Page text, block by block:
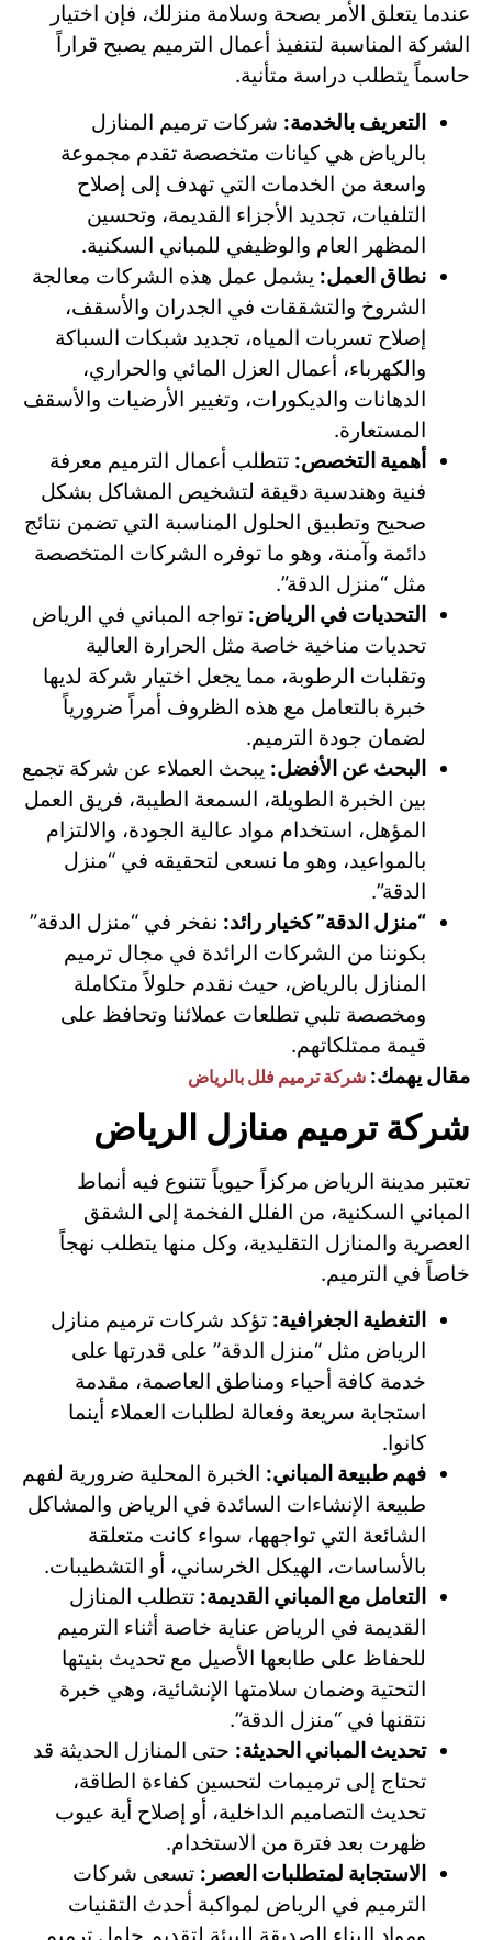
عندما يتعلق الأمر بصحة وسلامة منزلك، فإن اختيار
الشركة المناسبة لتنفيذ أعمال الترميم يصبح قراراً
حاسماً يتطلب دراسة متأنية.
التعريف بالخدمة: شركات ترميم المنازل
بالرياض هي كيانات متخصصة تقدم مجموعة
واسعة من الخدمات التي تهدف إلى إصلاح
التلفيات، تجديد الأجزاء القديمة، وتحسين
المظهر العام والوظيفي للمباني السكنية.
نطاق العمل: يشمل عمل هذه الشركات معالجة
الشروخ والتشققات في الجدران والأسقف،
إصلاح تسربات المياه، تجديد شبكات السباكة
والكهرباء، أعمال العزل المائي والحراري،
الدهانات والديكورات، وتغيير الأرضيات والأسقف
المستعارة.
أهمية التخصص: تتطلب أعمال الترميم معرفة
فنية وهندسية دقيقة لتشخيص المشاكل بشكل
صحيح وتطبيق الحلول المناسبة التي تضمن نتائج
دائمة وآمنة، وهو ما توفره الشركات المتخصصة
مثل “منزل الدقة”.
التحديات في الرياض: تواجه المباني في الرياض
تحديات مناخية خاصة مثل الحرارة العالية
وتقلبات الرطوبة، مما يجعل اختيار شركة لديها
خبرة بالتعامل مع هذه الظروف أمراً ضرورياً
لضمان جودة الترميم.
البحث عن الأفضل: يبحث العملاء عن شركة تجمع
بين الخبرة الطويلة، السمعة الطيبة، فريق العمل
المؤهل، استخدام مواد عالية الجودة، والالتزام
بالمواعيد، وهو ما نسعى لتحقيقه في “منزل
الدقة”.
“منزل الدقة” كخيار رائد: نفخر في “منزل الدقة”
بكوننا من الشركات الرائدة في مجال ترميم
المنازل بالرياض، حيث نقدم حلولاً متكاملة
ومخصصة تلبي تطلعات عملائنا وتحافظ على
قيمة ممتلكاتهم.
مقال يهمك: شركة ترميم فلل بالرياض
شركة ترميم منازل الرياض
تعتبر مدينة الرياض مركزاً حيوياً تتنوع فيه أنماط
المباني السكنية، من الفلل الفخمة إلى الشقق
العصرية والمنازل التقليدية، وكل منها يتطلب نهجاً
خاصاً في الترميم.
التغطية الجغرافية: تؤكد شركات ترميم منازل
الرياض مثل “منزل الدقة” على قدرتها على
خدمة كافة أحياء ومناطق العاصمة، مقدمة
استجابة سريعة وفعالة لطلبات العملاء أينما
كانوا.
فهم طبيعة المباني: الخبرة المحلية ضرورية لفهم
طبيعة الإنشاءات السائدة في الرياض والمشاكل
الشائعة التي تواجهها، سواء كانت متعلقة
بالأساسات، الهيكل الخرساني، أو التشطيبات.
التعامل مع المباني القديمة: تتطلب المنازل
القديمة في الرياض عناية خاصة أثناء الترميم
للحفاظ على طابعها الأصيل مع تحديث بنيتها
التحتية وضمان سلامتها الإنشائية، وهي خبرة
نتقنها في “منزل الدقة”.
تحديث المباني الحديثة: حتى المنازل الحديثة قد
تحتاج إلى ترميمات لتحسين كفاءة الطاقة،
تحديث التصاميم الداخلية، أو إصلاح أية عيوب
ظهرت بعد فترة من الاستخدام.
الاستجابة لمتطلبات العصر: تسعى شركات
الترميم في الرياض لمواكبة أحدث التقنيات